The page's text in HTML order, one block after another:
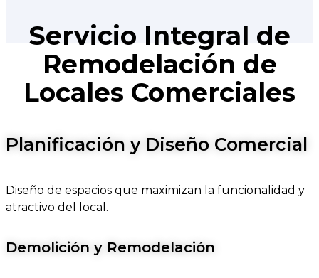
Servicio Integral de
Remodelación de
Locales Comerciales
Planificación y Diseño Comercial
Diseño de espacios que maximizan la funcionalidad y
atractivo del local.
Demolición y Remodelación